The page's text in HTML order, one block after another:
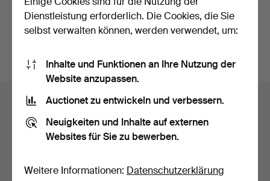
7 Gebote
106 USD
Auktionsarchiv
Sie suchen in unserem Archiv der beendeten
Auktionen.
Dienstleistung erforderlich. Die Cookies, die Sie
selbst verwalten können, werden verwendet, um:
Inhalte und Funktionen an Ihre Nutzung der
Website anzupassen.
Auctionet zu entwickeln und verbessern.
Neuigkeiten und Inhalte auf externen
Websites für Sie zu bewerben.
Weitere Informationen: Datenschutzerklärung